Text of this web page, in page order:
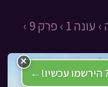
› עונה 1 ›
פרק 9 ›
הירשמו עכשיו! ←
×